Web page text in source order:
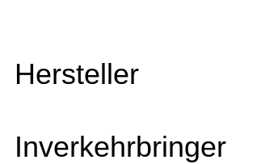
Hersteller
Inverkehrbringer